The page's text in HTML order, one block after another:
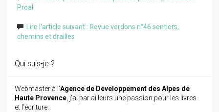
Proal
Lire l'article suivant : Revue verdons n°46 sentiers,
chemins et drailles
Qui suis-je ?
Webmaster à l’Agence de Développement des Alpes de
Haute Provence , j’ai par ailleurs une passion pour les livres
et l’écriture.